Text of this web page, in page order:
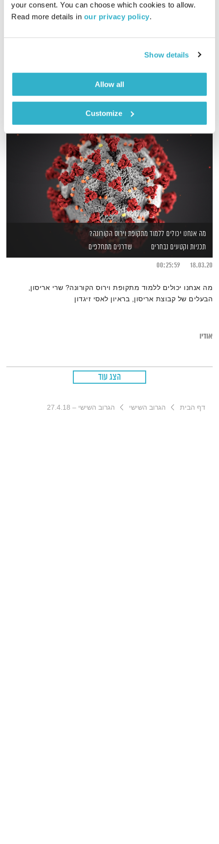
your consent. You can choose which cookies to allow.
Read more details in our privacy policy.
Show details
Allow all
Customize
02.08.16
01:01:09
מה אנחנו יכולים ללמוד מתקופת וירוס הקורונה?
תכניות וקטעים נבחרים
שדרנים מתחלפים
18.03.20
00:25:59
מה אנחנו יכולים ללמוד מתקופת וירוס הקורונה? שרי אריסון,
הבעלים של קבוצת אריסון, בראיון לאסי זיגדון
אודיו
הצג עוד
דף הבית הגרוב השישי הגרוב השישי – 27.4.18